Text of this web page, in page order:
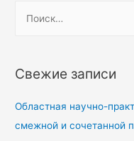
Свежие записи
Областная научно-
смежной и сочетанной